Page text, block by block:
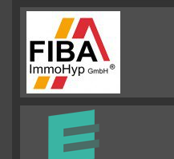
Sternen |
292Emslander
Immobilien
GMBHBewertungen
auf
werkenntdenBESTEN.de